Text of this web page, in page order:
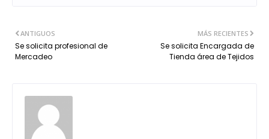
MÁS RECIENTES
Se solicita Encargada de
Tienda área de Tejidos
ANTIGUOS
Se solicita profesional de
Mercadeo